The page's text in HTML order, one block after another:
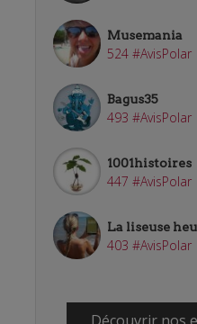
Musemania
524 #AvisPolar
Bagus35
493 #AvisPolar
1001histoires
447 #AvisPolar
La liseuse
403 #AvisPolar